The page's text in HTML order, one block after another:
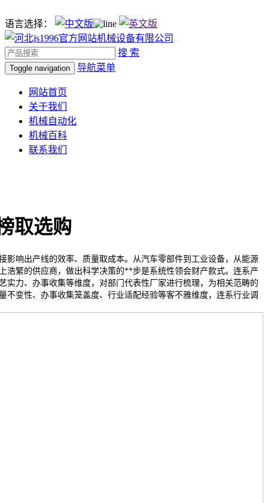
语言选择：
搜 索
Toggle navigation 导航菜单
网站首页
关于我们
机械自动化
机械百科
联系我们
取选购
响出产线的效率、质量取成本。从汽车零部件到工业设备，从能源
浩繁的供应商，做出科学决策的**步是系统性领会财产款式。连系产
力、办事收集等维度，对部门代表性厂家进行梳理，为相关范畴的
变性、办事收集笼盖度、行业适配经验等客不雅维度，连系行业调